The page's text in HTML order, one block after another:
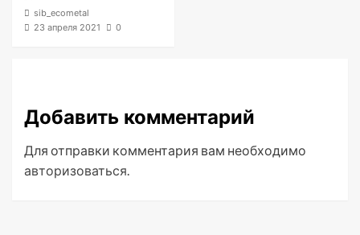
sib_ecometal
23 апреля 2021
0
Добавить комментарий
Для отправки комментария вам необходимо
авторизоваться.